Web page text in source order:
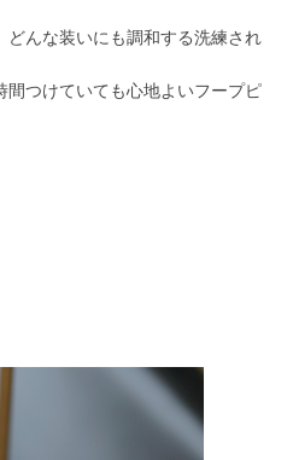
んな装いにも調和する洗練され
つけていても心地よいフープピ